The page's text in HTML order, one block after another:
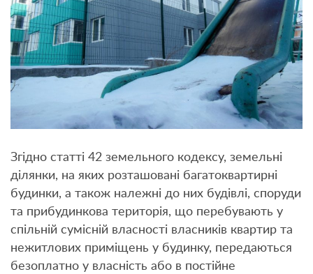
Згідно статті 42 земельного кодексу, земельні
ділянки, на яких розташовані багатоквартирні
будинки, а також належні до них будівлі, споруди
та прибудинкова територія, що перебувають у
спільній сумісній власності власників квартир та
нежитлових приміщень у будинку, передаються
безоплатно у власність або в постійне